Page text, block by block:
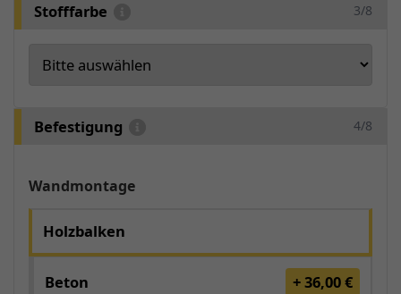
Stofffarbe 3/8
Befestigung 4/8
Wandmontage
Holzbalken
Beton + 36,00 €